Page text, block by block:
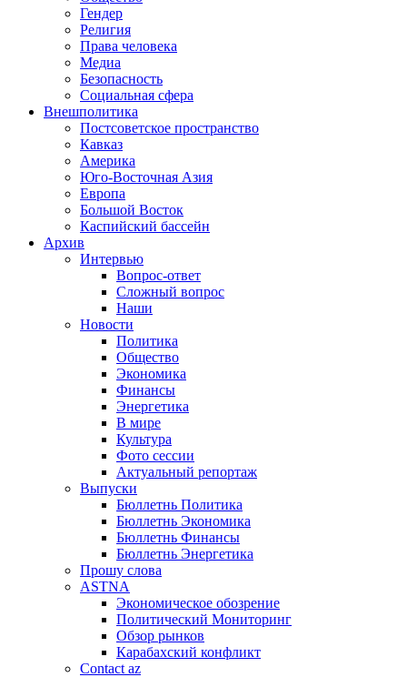
Гендер
Религия
Права человека
Медиа
Безопасность
Социальная сфера
Внешполитика
Постсоветское пространство
Кавказ
Америка
Юго-Восточная Азия
Европа
Большой Восток
Каспийский бассейн
Архив
Интервью
Вопрос-ответ
Сложный вопрос
Наши
Новости
Политика
Общество
Экономика
Финансы
Энергетика
В мире
Культура
Фото сессии
Актуальный репортаж
Выпуски
Бюллетнь Политика
Бюллетнь Экономика
Бюллетнь Финансы
Бюллетнь Энергетика
Прошу слова
ASTNA
Экономическое обозрение
Политический Мониторинг
Обзор рынков
Карабахский конфликт
Contact az